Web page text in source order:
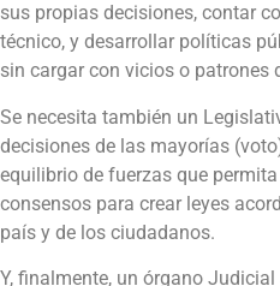
sus propias decisiones, contar
técnico, y desarrollar políticas
sin cargar con vicios o patrones
Se necesita también un
decisiones de las mayorías
equilibrio de fuerzas que
consensos para crear leyes
país y de los ciudadanos.
Y, finalmente, un órgano